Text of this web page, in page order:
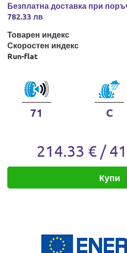
Безплатна доставка при
782.33 лв
Товарен индекс
Скоростен индекс
Run-flat
71 C
214.33 € /
Купи